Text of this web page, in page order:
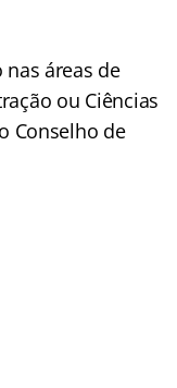
áreas de
ou Ciências
Conselho de